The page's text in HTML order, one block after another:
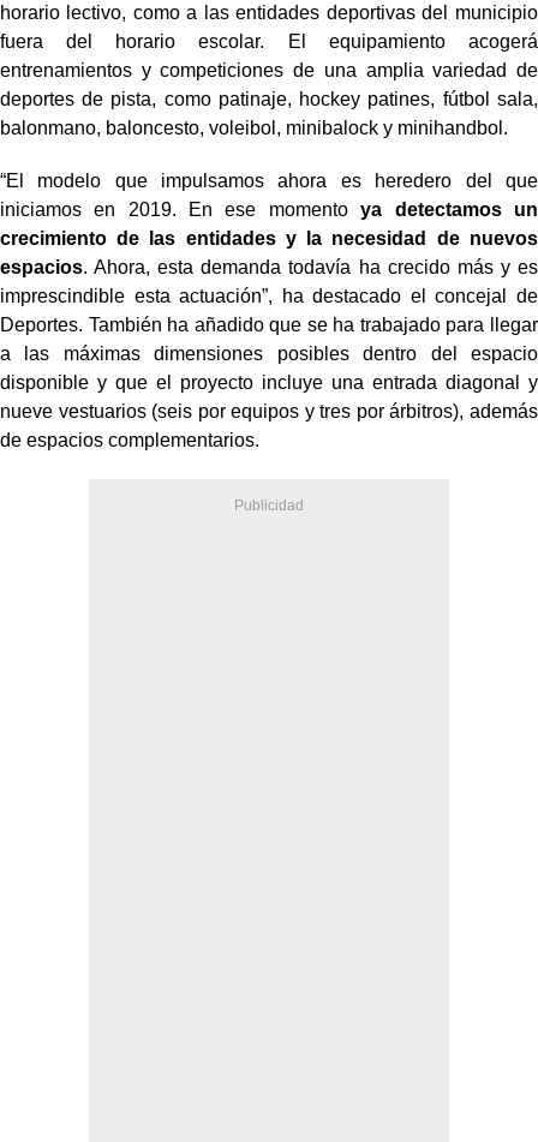
horario lectivo, como a las entidades deportivas del municipio
fuera del horario escolar. El equipamiento acogerá
entrenamientos y competiciones de una amplia variedad de
deportes de pista, como patinaje, hockey patines, fútbol sala,
balonmano, baloncesto, voleibol, minibalock y minihandbol.
“El modelo que impulsamos ahora es heredero del que
iniciamos en 2019. En ese momentoya detectamos un
crecimiento de las entidades y la necesidad de nuevos
espacios. Ahora, esta demanda todavía ha crecido más y es
imprescindible esta actuación”, ha destacado el concejal de
Deportes. También ha añadido que se ha trabajado para llegar
a las máximas dimensiones posibles dentro del espacio
disponible y que el proyecto incluye una entrada diagonal y
nueve vestuarios (seis por equipos y tres por árbitros), además
de espacios complementarios.